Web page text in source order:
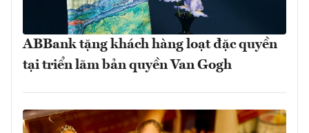
ABBank tặng khách hàng loạt đặc quyền
tại triển lãm bản quyền Van Gogh